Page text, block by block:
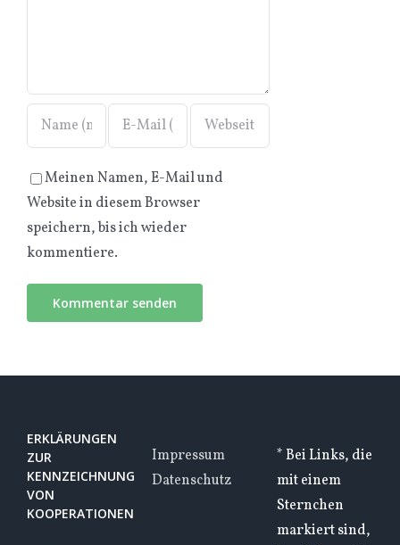
Meinen Namen, E-Mail und
Website in diesem Browser
speichern, bis ich wieder
kommentiere.
ERKLÄRUNGEN
ZUR
KENNZEICHNUNG
VON
KOOPERATIONEN
Impressum
Datenschutz
* Bei Links, die
mit einem
Sternchen
markiert sind,